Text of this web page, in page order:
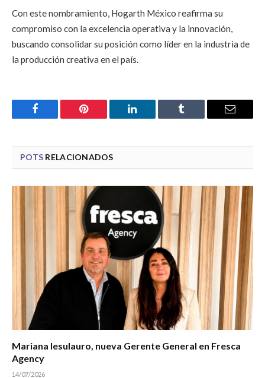
Con este nombramiento, Hogarth México reafirma su
compromiso con la excelencia operativa y la innovación,
buscando consolidar su posición como líder en la industria de
la producción creativa en el país.
Facebook Pinterest LinkedIn Tumblr Email
POTS RELACIONADOS
Mariana Iesulauro, nueva Gerente General en Fresca
Agency
14/07/2026